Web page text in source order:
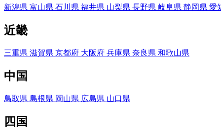
新潟県 富山県 石川県 福井県 山梨県 長野県 岐阜県 静岡県 愛
近畿
三重県 滋賀県 京都府 大阪府 兵庫県 奈良県 和歌山県
中国
鳥取県 島根県 岡山県 広島県 山口県
四国